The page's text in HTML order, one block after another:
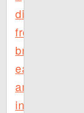
die
from
brain-
eating
amoeba
in